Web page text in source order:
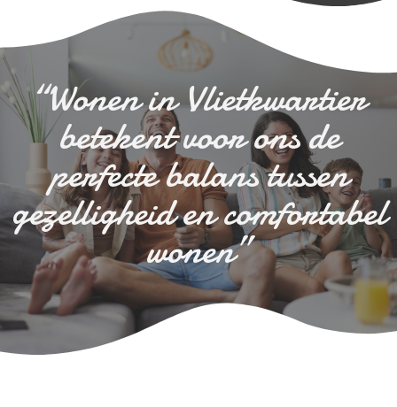
“Wonen in Vlietkwartier
betekent voor ons de
perfecte balans tussen
gezelligheid en comfortabel
wonen”